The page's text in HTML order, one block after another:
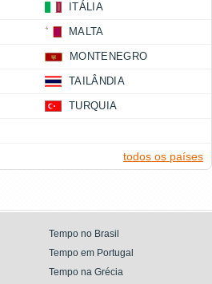
ITÁLIA
MALTA
MONTENEGRO
TAILÂNDIA
TURQUIA
todos os países
Tempo no Brasil
Tempo em Portugal
Tempo na Grécia